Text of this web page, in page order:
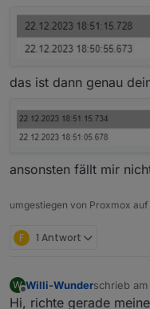
Also ich kann
das ist dann genau
ansonsten fällt mir
umgestiegen von Proxmox auf
F 1 Antwort
W
Offline
Willi-Wunderschrieb am
zuletzt
Hi, richte gerade